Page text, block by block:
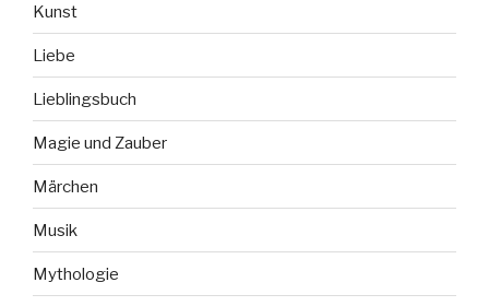
Kunst
Liebe
Lieblingsbuch
Magie und Zauber
Märchen
Musik
Mythologie